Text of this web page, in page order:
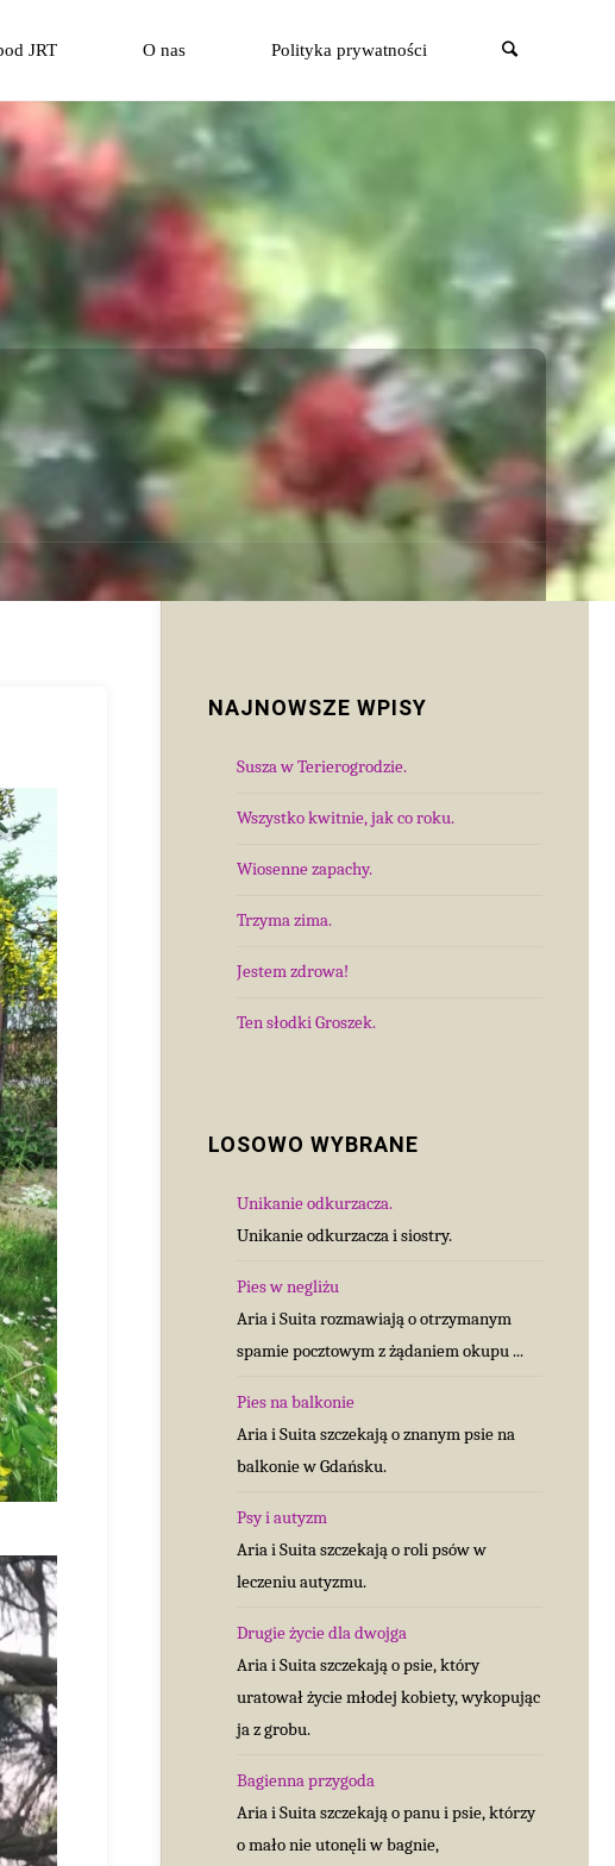
JRT O nas Polityka prywatności
NAJNOWSZE WPISY
Susza w Terierogrodzie.
Wszystko kwitnie, jak co roku.
Wiosenne zapachy.
Trzyma zima.
Jestem zdrowa!
Ten słodki Groszek.
LOSOWO WYBRANE
Unikanie odkurzacza.
Unikanie odkurzacza i siostry.
Pies w negliżu
Aria i Suita rozmawiają o otrzymanym
spamie pocztowym z żądaniem okupu ...
Pies na balkonie
Aria i Suita szczekają o znanym psie na
balkonie w Gdańsku.
Psy i autyzm
Aria i Suita szczekają o roli psów w
leczeniu autyzmu.
Drugie życie dla dwojga
Aria i Suita szczekają o psie, który
uratował życie młodej kobiety, wykopując
ja z grobu.
Bagienna przygoda
Aria i Suita szczekają o panu i psie, którzy
o mało nie utonęli w bagnie,